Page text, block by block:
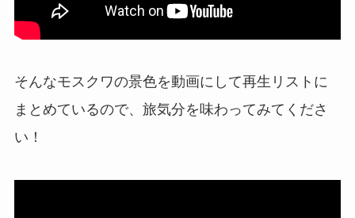
そんなモスクワの景色を動画にして再生リストに
まとめているので、旅気分を味わってみてくださ
い！